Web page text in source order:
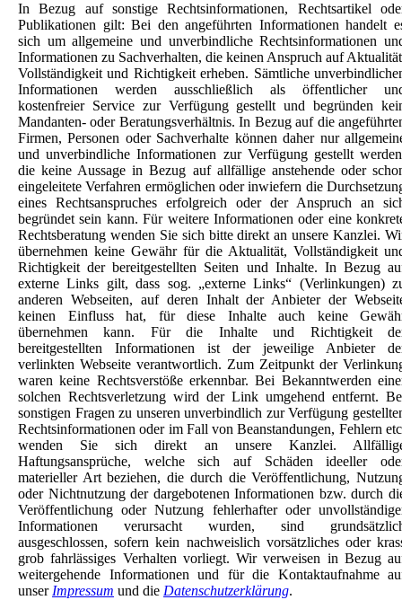
In Bezug auf sonstige Rechtsinformationen, Rechtsartikel
Publikationen gilt: Bei den angeführten Informationen handelt
sich um allgemeine und unverbindliche Rechtsinformationen
Informationen zu Sachverhalten, die keinen Anspruch auf
Vollständigkeit und Richtigkeit erheben. Sämtliche
Informationen werden ausschließlich als öffentlicher
kostenfreier Service zur Verfügung gestellt und begründen
Mandanten- oder Beratungsverhältnis. In Bezug auf die
Firmen, Personen oder Sachverhalte können daher nur
und unverbindliche Informationen zur Verfügung gestellt
die keine Aussage in Bezug auf allfällige anstehende oder
eingeleitete Verfahren ermöglichen oder inwiefern die
eines Rechtsanspruches erfolgreich oder der Anspruch an
begründet sein kann. Für weitere Informationen oder eine
Rechtsberatung wenden Sie sich bitte direkt an unsere Kanzlei.
übernehmen keine Gewähr für die Aktualität, Vollständigkeit
Richtigkeit der bereitgestellten Seiten und Inhalte. In Bezug
externe Links gilt, dass sog. „externe Links“ (Verlinkungen)
anderen Webseiten, auf deren Inhalt der Anbieter der
keinen Einfluss hat, für diese Inhalte auch keine
übernehmen kann. Für die Inhalte und Richtigkeit
bereitgestellten Informationen ist der jeweilige Anbieter
verlinkten Webseite verantwortlich. Zum Zeitpunkt der
waren keine Rechtsverstöße erkennbar. Bei Bekanntwerden
solchen Rechtsverletzung wird der Link umgehend entfernt.
sonstigen Fragen zu unseren unverbindlich zur Verfügung
Rechtsinformationen oder im Fall von Beanstandungen, Fehlern
wenden Sie sich direkt an unsere Kanzlei.
Haftungsansprüche, welche sich auf Schäden ideeller
materieller Art beziehen, die durch die Veröffentlichung,
oder Nichtnutzung der dargebotenen Informationen bzw. durch
Veröffentlichung oder Nutzung fehlerhafter oder
Informationen verursacht wurden, sind
ausgeschlossen, sofern kein nachweislich vorsätzliches oder
grob fahrlässiges Verhalten vorliegt. Wir verweisen in Bezug
weitergehende Informationen und für die Kontaktaufnahme
unser Impressum und die Datenschutzerklärung.